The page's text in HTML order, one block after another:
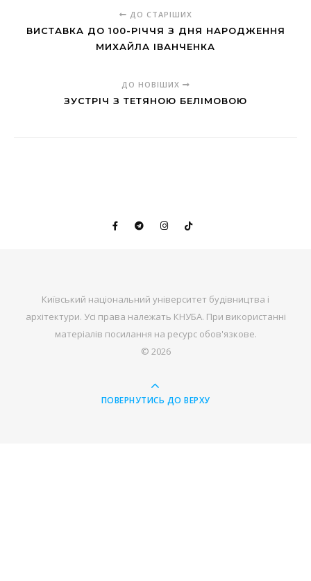
ДО СТАРІШИХ
ВИСТАВКА ДО 100-РІЧЧЯ З ДНЯ НАРОДЖЕННЯ
МИХАЙЛА ІВАНЧЕНКА
ДО НОВІШИХ
ЗУСТРІЧ З ТЕТЯНОЮ БЕЛІМОВОЮ
Київський національний університет будівництва і
архітектури. Усі права належать КНУБА. При використанні
матеріалів посилання на ресурс обов'язкове.
© 2026
ПОВЕРНУТИСЬ ДО ВЕРХУ